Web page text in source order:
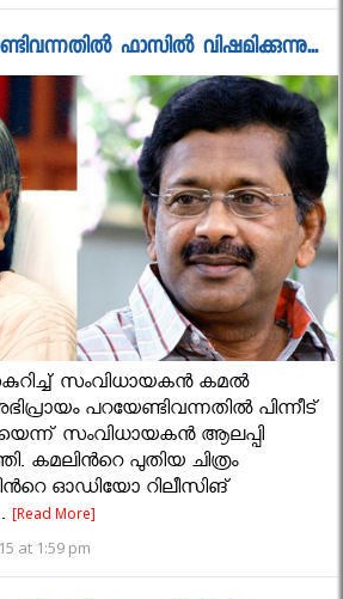
ഫാസിൽ വിഷമിക്കുന്നു...
സംവിധായകന്‍ കമല്‍
പറയേണ്ടിവന്നതില്‍ പിന്നീട്
സംവിധായകന്‍ ആലപ്പി
കമലിന്‍റെ പുതിയ ചിത്രം
ഓഡിയോ റിലീസിങ്
[Read More]
at 1:59 pm